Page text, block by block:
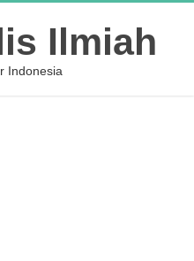
Ilmiah
Indonesia